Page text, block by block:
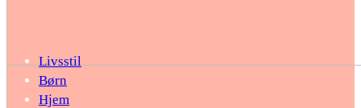
Livsstil
Børn
Hjem